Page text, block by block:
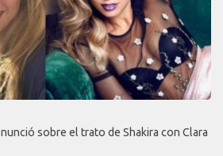
sobre el trato de Shakira con Clara